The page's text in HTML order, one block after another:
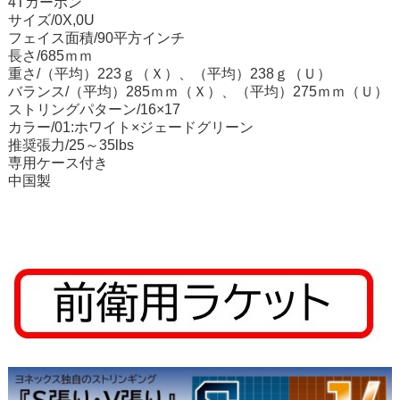
サイズ/0X,0U
フェイス面積/90平方インチ
長さ/685ｍｍ
重さ/（平均）223ｇ（Ｘ）、（平均）238ｇ（Ｕ）
バランス/（平均）285ｍｍ（Ｘ）、（平均）275ｍｍ（Ｕ）
ストリングパターン/16×17
カラー/01:ホワイト×ジェードグリーン
推奨張力/25～35lbs
専用ケース付き
中国製